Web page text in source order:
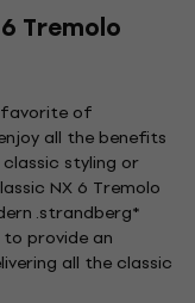
Tremolo
favorite of
all the benefits
styling or
NX 6 Tremolo
.strandberg*
provide an
all the classic